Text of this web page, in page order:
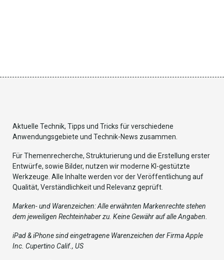
Aktuelle Technik, Tipps und Tricks für verschiedene
Anwendungsgebiete und Technik-News zusammen.
Für Themenrecherche, Strukturierung und die Erstellung erster
Entwürfe, sowie Bilder, nutzen wir moderne KI-gestützte
Werkzeuge. Alle Inhalte werden vor der Veröffentlichung auf
Qualität, Verständlichkeit und Relevanz geprüft.
Marken- und Warenzeichen: Alle erwähnten Markenrechte stehen
dem jeweiligen Rechteinhaber zu. Keine Gewähr auf alle Angaben.
iPad & iPhone sind eingetragene Warenzeichen der Firma Apple
Inc. Cupertino Calif., US